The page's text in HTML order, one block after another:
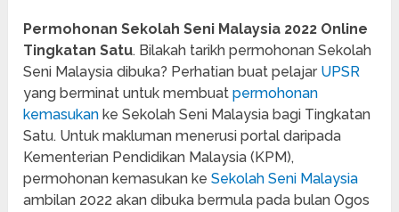
Permohonan Sekolah Seni Malaysia 2022 Online
Tingkatan Satu. Bilakah tarikh permohonan Sekolah
Seni Malaysia dibuka? Perhatian buat pelajar UPSR
yang berminat untuk membuatpermohonan
kemasukan ke Sekolah Seni Malaysia bagi Tingkatan
Satu. Untuk makluman menerusi portal daripada
Kementerian Pendidikan Malaysia (KPM),
permohonan kemasukan keSekolah Seni Malaysia
ambilan 2022 akan dibuka bermula pada bulan Ogos